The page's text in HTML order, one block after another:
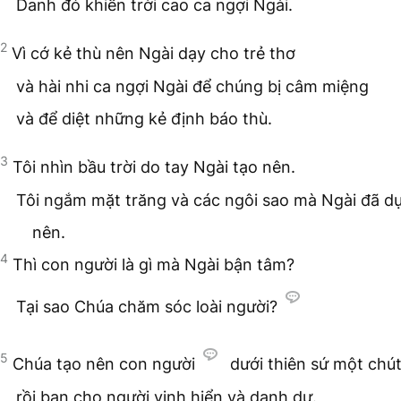
Danh đó khiến trời cao ca ngợi Ngài.
2 Vì cớ kẻ thù nên Ngài dạy cho trẻ thơ
và hài nhi ca ngợi Ngài để chúng bị câm miệng
và để diệt những kẻ định báo thù.
3 Tôi nhìn bầu trời do tay Ngài tạo nên.
Tôi ngắm mặt trăng và các ngôi sao mà Ngài đã
nên.
4 Thì con người là gì mà Ngài bận tâm?
Tại sao Chúa chăm sóc loài người?
5 Chúa tạo nên con người
dưới thiên sứ một chút
rồi ban cho người vinh hiển và danh dự.